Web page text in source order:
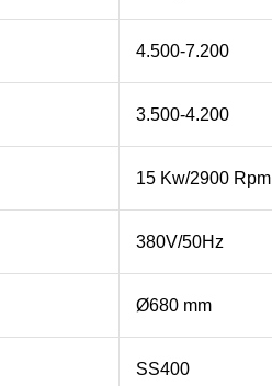
4.500-7.200
3.500-4.200
15 Kw/2900 Rpm
380V/50Hz
Ø680 mm
SS400